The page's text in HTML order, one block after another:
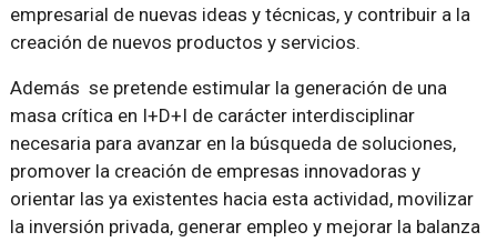
empresarial de nuevas ideas y técnicas, y contribuir a la
creación de nuevos productos y servicios.
Además se pretende estimular la generación de una
masa crítica en I+D+I de carácter interdisciplinar
necesaria para avanzar en la búsqueda de soluciones,
promover la creación de empresas innovadoras y
orientar las ya existentes hacia esta actividad, movilizar
la inversión privada, generar empleo y mejorar la balanza